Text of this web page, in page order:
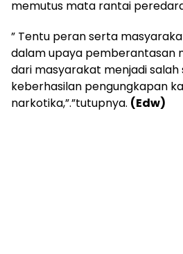
memutus mata rantai
” Tentu peran serta
dalam upaya pemberantasan
dari masyarakat menjadi salah
keberhasilan pengungkapan
narkotika,”.”tutupnya. (Edw)